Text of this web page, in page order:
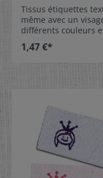
Tissus étiquettes
même avec un
différents couleurs
très urgente:
confortable à porter
indéformable, de
entretenirSans
moderne
d’étiquette textile
coudre lavable
1,47 €*